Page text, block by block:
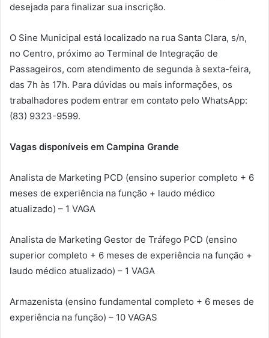
desejada para finalizar sua inscrição.
O Sine Municipal está localizado na rua Santa Clara, s/n,
no Centro, próximo ao Terminal de Integração de
Passageiros, com atendimento de segunda à sexta-feira,
das 7h às 17h. Para dúvidas ou mais informações, os
trabalhadores podem entrar em contato pelo WhatsApp:
(83) 9323-9599.
Vagas disponíveis em Campina Grande
Analista de Marketing PCD (ensino superior completo + 6
meses de experiência na função + laudo médico
atualizado) – 1 VAGA
Analista de Marketing Gestor de Tráfego PCD (ensino
superior completo + 6 meses de experiência na função +
laudo médico atualizado) – 1 VAGA
Armazenista (ensino fundamental completo + 6 meses de
experiência na função) – 10 VAGAS